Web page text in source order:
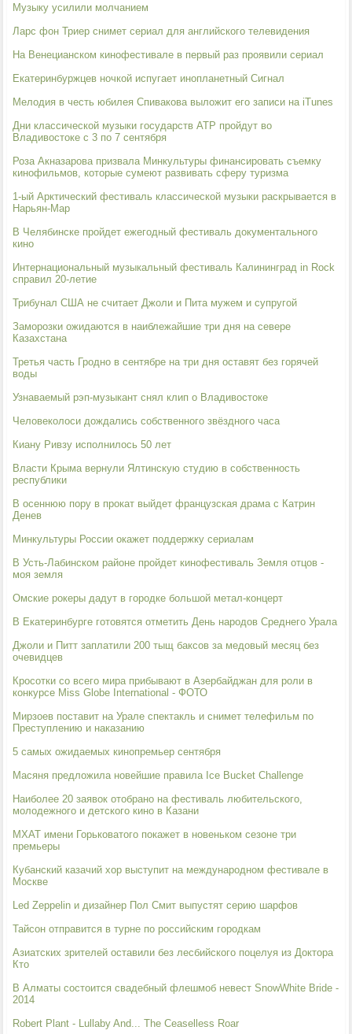
Музыку усилили молчанием
Ларс фон Триер снимет сериал для английского телевидения
На Венецианском кинофестивале в первый раз проявили сериал
Екатеринбуржцев ночкой испугает инопланетный Сигнал
Мелодия в честь юбилея Спивакова выложит его записи на iTunes
Дни классической музыки государств АТР пройдут во
Владивостоке с 3 по 7 сентября
Роза Акназарова призвала Минкультуры финансировать съемку
кинофильмов, которые сумеют развивать сферу туризма
1-ый Арктический фестиваль классической музыки раскрывается в
Нарьян-Мар
В Челябинске пройдет ежегодный фестиваль документального
кино
Интернациональный музыкальный фестиваль Калининград in Rock
справил 20-летие
Трибунал США не считает Джоли и Пита мужем и супругой
Заморозки ожидаются в наиблежайшие три дня на севере
Казахстана
Третья часть Гродно в сентябре на три дня оставят без горячей
воды
Узнаваемый рэп-музыкант снял клип о Владивостоке
Человеколоси дождались собственного звёздного часа
Киану Ривзу исполнилось 50 лет
Власти Крыма вернули Ялтинскую студию в собственность
республики
В осеннюю пору в прокат выйдет французская драма с Катрин
Денев
Минкультуры России окажет поддержку сериалам
В Усть-Лабинском районе пройдет кинофестиваль Земля отцов -
моя земля
Омские рокеры дадут в городке большой метал-концерт
В Екатеринбурге готовятся отметить День народов Среднего Урала
Джоли и Питт заплатили 200 тыщ баксов за медовый месяц без
очевидцев
Кросотки со всего мира прибывают в Азербайджан для роли в
конкурсе Miss Globe International - ФОТО
Мирзоев поставит на Урале спектакль и снимет телефильм по
Преступлению и наказанию
5 самых ожидаемых кинопремьер сентября
Масяня предложила новейшие правила Ice Bucket Challenge
Наиболее 20 заявок отобрано на фестиваль любительского,
молодежного и детского кино в Казани
МХАТ имени Горьковатого покажет в новеньком сезоне три
премьеры
Кубанский казачий хор выступит на международном фестивале в
Москве
Led Zeppelin и дизайнер Пол Смит выпустят серию шарфов
Тайсон отправится в турне по российским городкам
Азиатских зрителей оставили без лесбийского поцелуя из Доктора
Кто
В Алматы состоится свадебный флешмоб невест SnowWhite Bride -
2014
Robert Plant - Lullaby And... The Ceaselless Roar